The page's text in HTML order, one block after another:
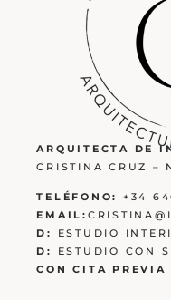
ARQUITECTA DE
CRISTINA CRUZ –
TELÉFONO:
+34
EMAIL:
D:
ESTUDIO
D:
ESTUDIO CON
CON CITA PREVIA